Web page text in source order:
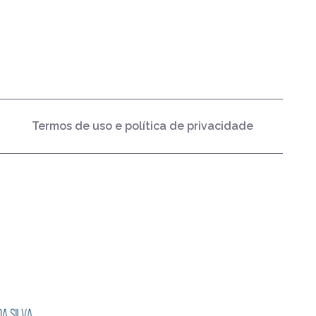
Termos de uso e política de privacidade